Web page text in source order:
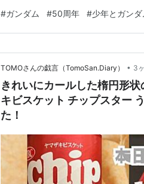
動戦士ガンダムSEED 、機動戦士ガ
#ガンダム #50周年 #少年とガンダ
TOMOさんの戯言（TomoSan.Diary） • 3
きれいにカールした楕円形
キビスケット チップスター
た！